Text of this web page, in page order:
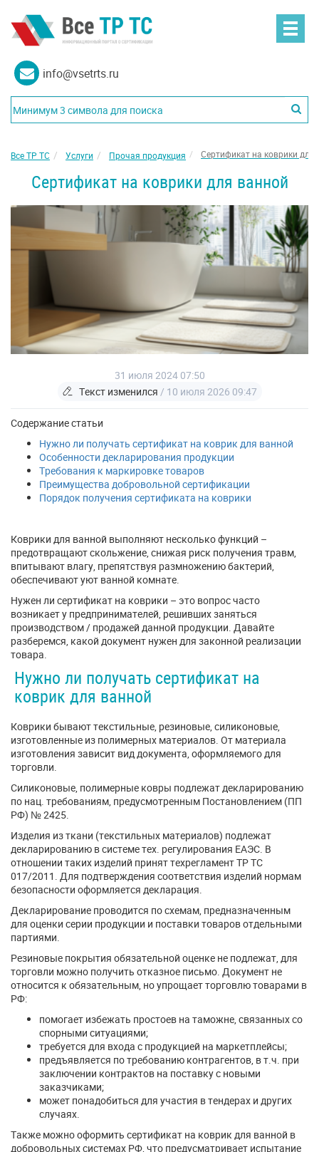
info@vsetrts.ru
Все ТР ТС Услуги Прочая продукция Сертификат на коврики для
Сертификат на коврики для ванной
31 июля 2024 07:50
Текст изменился / 10 июля 2026 09:47
Содержание статьи
Нужно ли получать сертификат на коврик для ванной
Особенности декларирования продукции
Требования к маркировке товаров
Преимущества добровольной сертификации
Порядок получения сертификата на коврики
Коврики для ванной выполняют несколько функций –
предотвращают скольжение, снижая риск получения травм,
впитывают влагу, препятствуя размножению бактерий,
обеспечивают уют ванной комнате.
Нужен ли сертификат на коврики – это вопрос часто
возникает у предпринимателей, решивших заняться
производством / продажей данной продукции. Давайте
разберемся, какой документ нужен для законной реализации
товара.
Нужно ли получать сертификат на
коврик для ванной
Коврики бывают текстильные, резиновые, силиконовые,
изготовленные из полимерных материалов. От материала
изготовления зависит вид документа, оформляемого для
торговли.
Силиконовые, полимерные ковры подлежат декларированию
по нац. требованиям, предусмотренным Постановлением (ПП
РФ) № 2425.
Изделия из ткани (текстильных материалов) подлежат
декларированию в системе тех. регулирования ЕАЭС. В
отношении таких изделий принят техрегламент ТР ТС
017/2011. Для подтверждения соответствия изделий нормам
безопасности оформляется декларация.
Декларирование проводится по схемам, предназначенным
для оценки серии продукции и поставки товаров отдельными
партиями.
Резиновые покрытия обязательной оценке не подлежат, для
торговли можно получить отказное письмо. Документ не
относится к обязательным, но упрощает торговлю товарами в
РФ:
помогает избежать простоев на таможне, связанных со
спорными ситуациями;
требуется для входа с продукцией на маркетплейсы;
предъявляется по требованию контрагентов, в т.ч. при
заключении контрактов на поставку с новыми
заказчиками;
может понадобиться для участия в тендерах и других
случаях.
Также можно оформить сертификат на коврик для ванной в
добровольных системах РФ, что предусматривает испытание